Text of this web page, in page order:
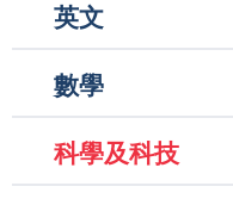
英文
數學
科學及科技